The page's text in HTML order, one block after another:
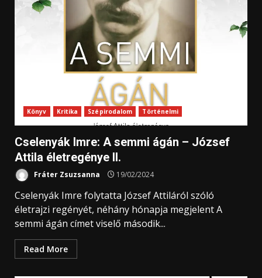
Könyv Kritika Szépirodalom Történelmi
Cselenyák Imre: A ​semmi ágán – József
Attila életregénye II.
Fráter Zsuzsanna 19/02/2024
Cselenyák Imre folytatta József Attiláról szóló
életrajzi regényét, néhány hónapja megjelent A
semmi ágán címet viselő második...
Read More